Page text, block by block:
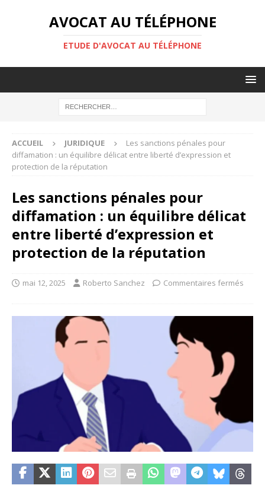
AVOCAT AU TÉLÉPHONE
ETUDE D'AVOCAT AU TÉLÉPHONE
ACCUEIL JURIDIQUE
Les sanctions pénales pour
diffamation : un équilibre délicat entre liberté d’expression et
protection de la réputation
Les sanctions pénales pour
diffamation : un équilibre délicat
entre liberté d’expression et
protection de la réputation
mai 12, 2025 Roberto Sanchez Commentaires fermés